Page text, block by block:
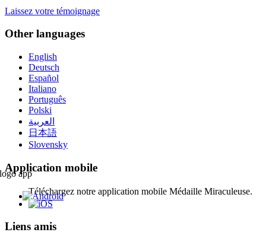
Laissez votre témoignage
Other languages
English
Deutsch
Español
Italiano
Português
Polski
العربية
日本語
Slovensky
Application mobile
Téléchargez notre application mobile Médaille Miraculeuse.
Liens amis